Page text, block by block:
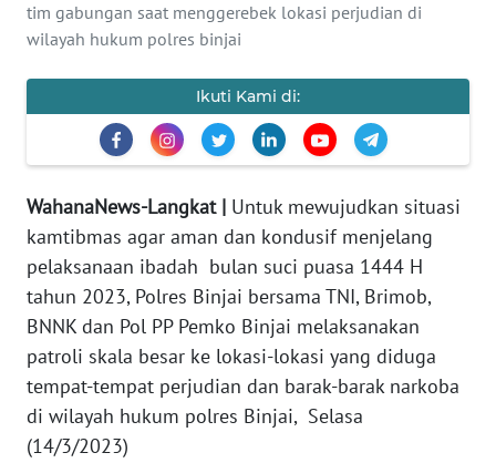
tim gabungan saat menggerebek lokasi perjudian di
wilayah hukum polres binjai
Ikuti Kami di:
WahanaNews-Langkat | Untuk mewujudkan situasi
kamtibmas agar aman dan kondusif menjelang
pelaksanaan ibadah bulan suci puasa 1444 H
tahun 2023, Polres Binjai bersama TNI, Brimob,
BNNK dan Pol PP Pemko Binjai melaksanakan
patroli skala besar ke lokasi-lokasi yang diduga
tempat-tempat perjudian dan barak-barak narkoba
di wilayah hukum polres Binjai, Selasa
(14/3/2023)
IKLAN
KAMI
PEDOMAN
MEDIA
SIBER
REDAKSI
KARIR
DISCLAIMER